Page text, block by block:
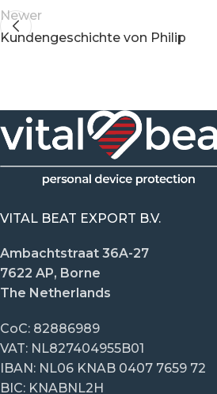
Newer
Kundengeschichte von Philip
VITAL BEAT EXPORT B.V.
Ambachtstraat 36A-27
7622 AP, Borne
The Netherlands
CoC: 82886989
VAT: NL827404955B01
IBAN: NL06 KNAB 0407 7659 72
BIC: KNABNL2H